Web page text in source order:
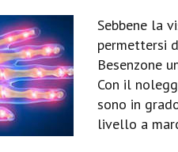
Sebbene la
permettersi
Besenzone
Con il
sono in
livello a